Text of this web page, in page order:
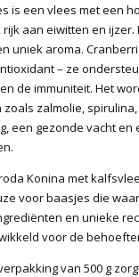
is een vlees met een
aan eiwitten en
uniek aroma.
– ze
de immuniteit. Het
zalmolie, spirulina,
een gezonde vacht
Konina met
voor baasjes die
en unieke
voor de
van 500 g